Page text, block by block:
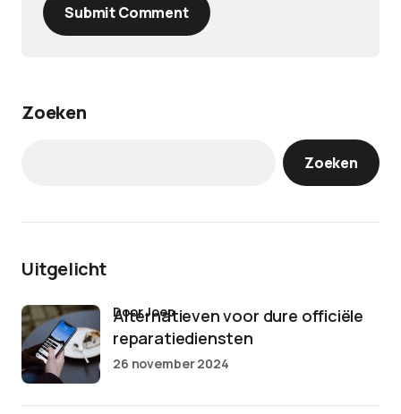
Submit Comment
Zoeken
Zoeken
Uitgelicht
Alternatieven voor dure officiële
reparatiediensten
door Joep
26 november 2024